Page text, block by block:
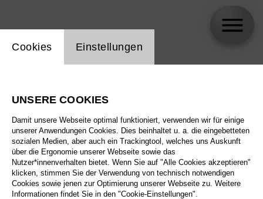
Einstellung Website Cookie
Cookies Einstellungen
UNSERE COOKIES
Damit unsere Webseite optimal funktioniert, verwenden wir für einige
unserer Anwendungen Cookies. Dies beinhaltet u. a. die eingebetteten
sozialen Medien, aber auch ein Trackingtool, welches uns Auskunft
über die Ergonomie unserer Webseite sowie das
Nutzer*innenverhalten bietet. Wenn Sie auf "Alle Cookies akzeptieren"
klicken, stimmen Sie der Verwendung von technisch notwendigen
Cookies sowie jenen zur Optimierung unserer Webseite zu. Weitere
Informationen findet Sie in den "Cookie-Einstellungen".